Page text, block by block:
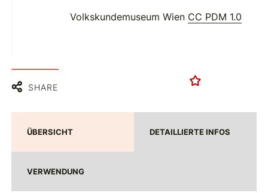
Volkskundemuseum Wien CC PDM 1.0
SHARE
ÜBERSICHT DETAILLIERTE INFOS
VERWENDUNG